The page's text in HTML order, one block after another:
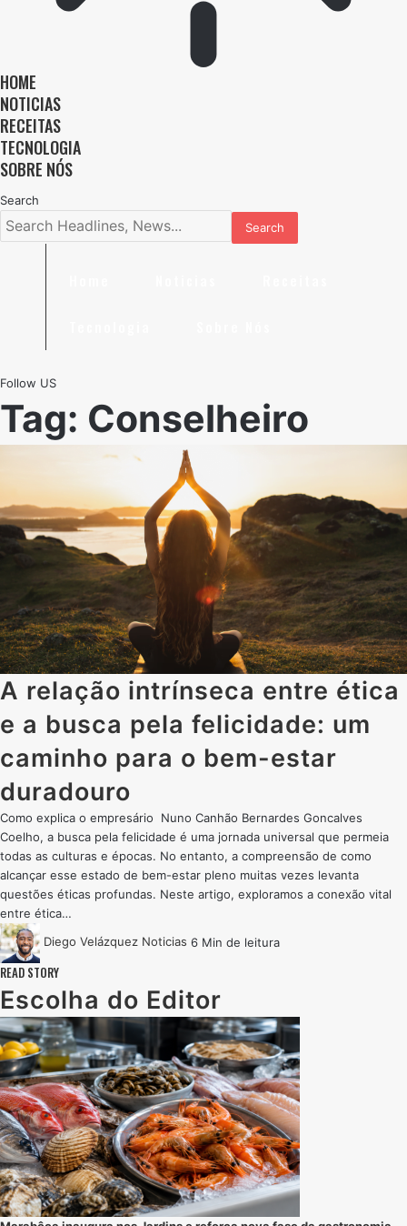
HOME
NOTICIAS
RECEITAS
TECNOLOGIA
SOBRE NÓS
Search
Follow US
Tag: Conselheiro
A relação intrínseca entre ética
e a busca pela felicidade: um
caminho para o bem-estar
duradouro
Como explica o empresário Nuno Canhão Bernardes Goncalves
Coelho, a busca pela felicidade é uma jornada universal que permeia
todas as culturas e épocas. No entanto, a compreensão de como
alcançar esse estado de bem-estar pleno muitas vezes levanta
questões éticas profundas. Neste artigo, exploramos a conexão vital
entre ética…
Diego Velázquez Noticias 6 Min de leitura
READ STORY
Escolha do Editor